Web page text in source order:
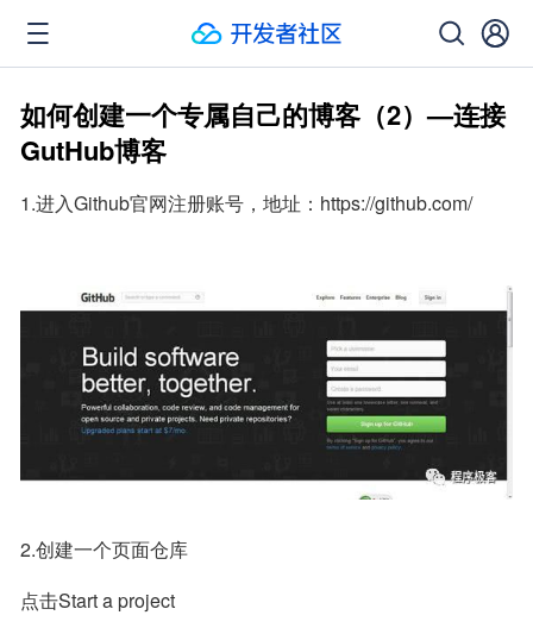
如何创建一个专属自己的博客（2）—连接
GutHub博客
1.进入Github官网注册账号，地址：https://github.com/
2.创建一个页面仓库
点击Start a project